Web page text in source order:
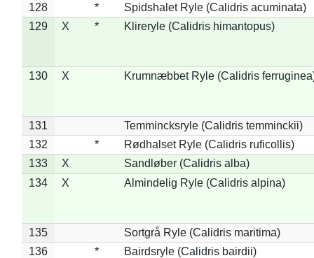
128
*
Spidshalet Ryle (Calidris acuminata)
129
X * Klireryle (Calidris himantopus)
130 X Krumnæbbet Ryle (Calidris
131
Temmincksryle (Calidris temminckii)
132
*
Rødhalset Ryle (Calidris ruficollis)
133
X
Sandløber (Calidris alba)
134
X Almindelig Ryle (Calidris alpina)
135
Sortgrå Ryle (Calidris maritima)
136
*
Bairdsryle (Calidris bairdii)